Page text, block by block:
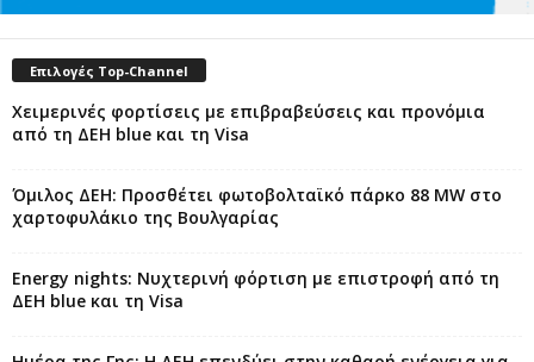
Επιλογές Top-Channel
Χειμερινές φορτίσεις με επιβραβεύσεις και προνόμια
από τη ΔΕΗ blue και τη Visa
Όμιλος ΔΕΗ: Προσθέτει φωτοβολταϊκό πάρκο 88 MW στο
χαρτοφυλάκιο της Βουλγαρίας
Energy nights: Νυχτερινή φόρτιση με επιστροφή από τη
ΔΕΗ blue και τη Visa